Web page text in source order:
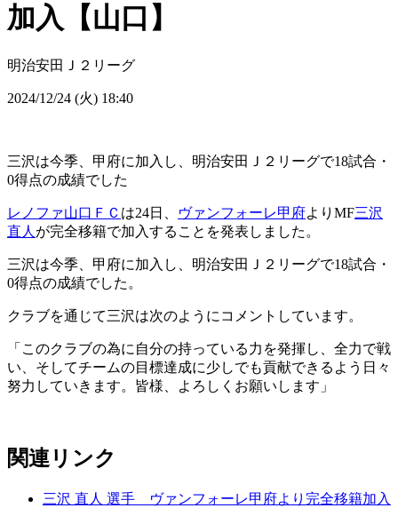
加入【山口】
明治安田Ｊ２リーグ
2024/12/24 (火) 18:40
三沢は今季、甲府に加入し、明治安田Ｊ２リーグで18試合・
0得点の成績でした
レノファ山口ＦＣ は24日、 ヴァンフォーレ甲府よりMF三沢
直人 が完全移籍で加入することを発表しました。
三沢は今季、甲府に加入し、明治安田Ｊ２リーグで18試合・
0得点の成績でした。
クラブを通じて三沢は次のようにコメントしています。
「このクラブの為に自分の持っている力を発揮し、全力で戦
い、そしてチームの目標達成に少しでも貢献できるよう日々
努力していきます。皆様、よろしくお願いします」
関連リンク
三沢 直人 選手 ヴァンフォーレ甲府より完全移籍加入